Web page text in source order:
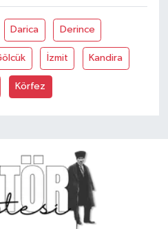
Darica Derince
İzmit Kandira
Körfez